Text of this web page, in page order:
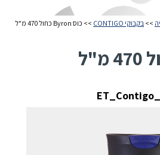
>> בקבוקי CONTIGO >> כוס Byron כחול 470 מ"ל